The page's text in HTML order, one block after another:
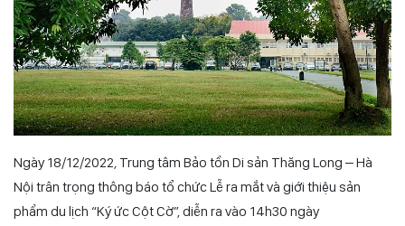
Ngày 18/12/2022, Trung tâm Bảo tồn Di sản Thăng Long – Hà
Nội trân trọng thông báo tổ chức Lễ ra mắt và giới thiệu sản
phẩm du lịch “Ký ức Cột Cờ”, diễn ra vào 14h30 ngày